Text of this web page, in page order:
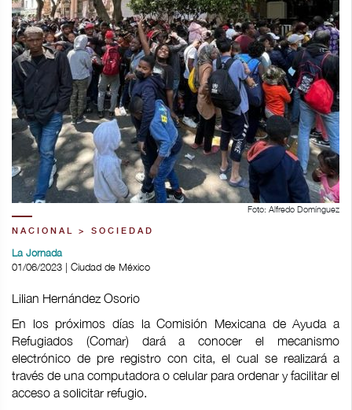
Foto: Alfredo Domínguez
NACIONAL > SOCIEDAD
La Jornada
01/06/2023 | Ciudad de México
Lilian Hernández Osorio
En los próximos días la Comisión Mexicana de Ayuda a
Refugiados (Comar) dará a conocer el mecanismo
electrónico de pre registro con cita, el cual se realizará a
través de una computadora o celular para ordenar y facilitar el
acceso a solicitar refugio.